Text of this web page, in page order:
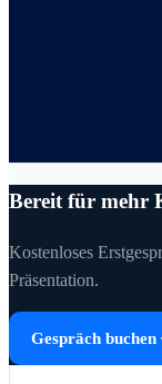
Bereit für mehr
Kostenloses
Präsentation.
Gespräch buchen